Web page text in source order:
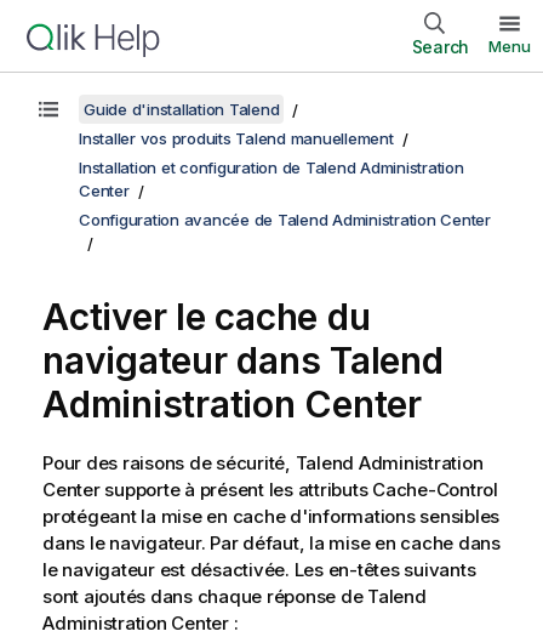
Search Menu
Guide d'installation Talend
Installer vos produits Talend manuellement
Installation et configuration de Talend Administration
Center
Configuration avancée de Talend Administration Center
Activer le cache du
navigateur dans Talend
Administration Center
Pour des raisons de sécurité, Talend Administration
Centersupporte à présent les attributs Cache-Control
protégeant la mise en cache d'informations sensibles
dans le navigateur. Par défaut, la mise en cache dans
le navigateur est désactivée. Les en-têtes suivants
sont ajoutés dans chaque réponse de Talend
Administration Center: